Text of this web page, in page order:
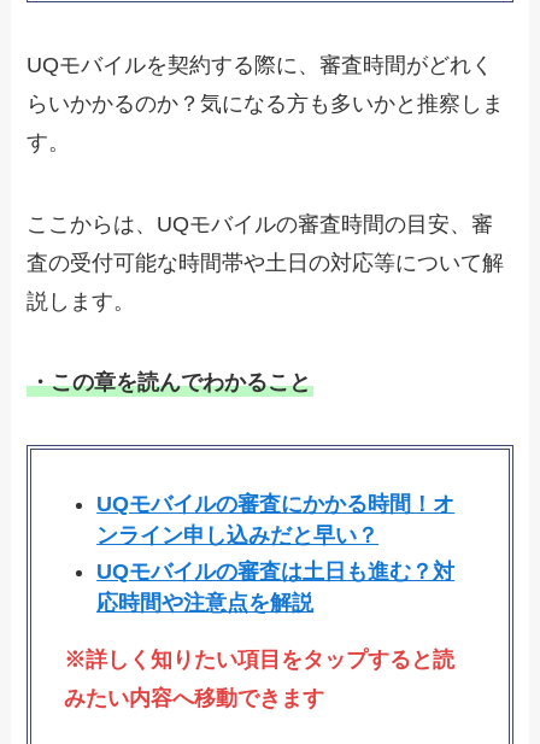
UQモバイルを契約する際に、審査時間がどれく
らいかかるのか？気になる方も多いかと推察しま
す。
ここからは、UQモバイルの審査時間の目安、審
査の受付可能な時間帯や土日の対応等について解
説します。
・この章を読んでわかること
UQモバイルの審査にかかる時間！オ
ンライン申し込みだと早い？
UQモバイルの審査は土日も進む？対
応時間や注意点を解説
※詳しく知りたい項目をタップすると読
みたい内容へ移動できます